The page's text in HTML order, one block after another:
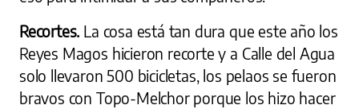
Recortes. La cosa está tan dura que este año los
Reyes Magos hicieron recorte y a Calle del Agua
solo llevaron 500 bicicletas, los pelaos se fueron
bravos con Topo-Melchor porque los hizo hacer